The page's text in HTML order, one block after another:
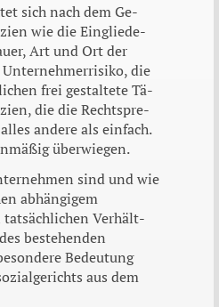
sich nach dem Ge­
wie die Eingliede­
Art und Ort der
die
frei gestaltete Tä­
die die Rechtspre­
andere als einfach.
überwiegen.
sind und wie
abhängigem
tatsächlichen Verhält­
bestehenden
Bedeutung
aus dem